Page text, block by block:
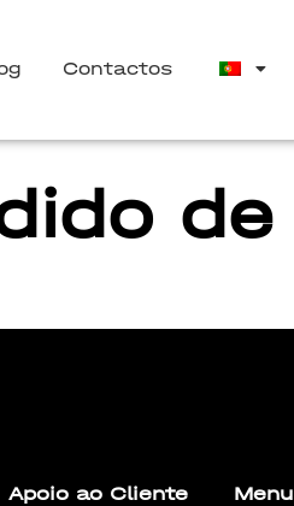
Contactos
de
Apoio ao Cliente Menu